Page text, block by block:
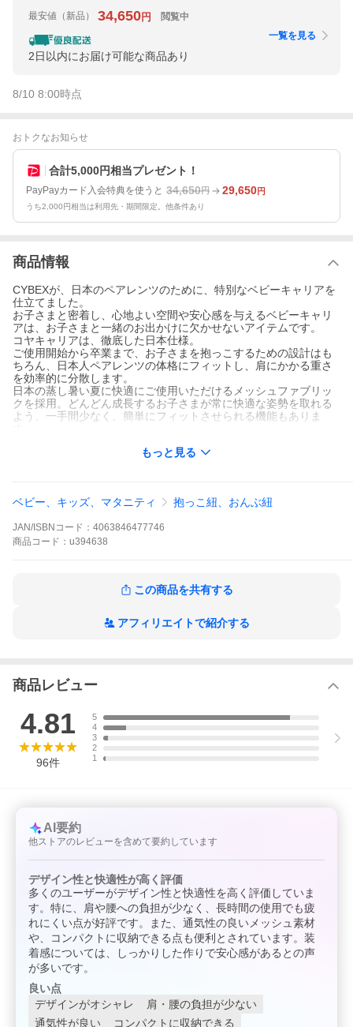
最安値 （新品） 34,650円 閲覧中
2日以内にお届け可能な商品あり
一覧を見る
8/10 8:00時点
おトクなお知らせ
合計5,000円相当プレゼント！
PayPayカード入会特典を使うと 34,650円 29,650円
うち2,000円相当は利用先・期間限定。他条件あり
商品情報
CYBEXが、日本のペアレンツのために、特別なベビーキャリアを
仕立てました。
お子さまと密着し、心地よい空間や安心感を与えるベビーキャリ
アは、お子さまと一緒のお出かけに欠かせないアイテムです。
コヤキャリアは、徹底した日本仕様。
ご使用開始から卒業まで、お子さまを抱っこするための設計はも
ちろん、日本人ペアレンツの体格にフィットし、肩にかかる重さ
を効率的に分散します。
日本の蒸し暑い夏に快適にご使用いただけるメッシュファブリッ
クを採用。どんどん成長するお子さまが常に快適な姿勢を取れる
よう、一手間少なく、簡単にフィットさせられる機能もありま
ルを邪魔しない、クリーンで都会的なデザインは、シンプルその
コヤキャリアの特長
・CYBEX独自のカッティングパターン
・ファッションキャリア
生後0ヶ月〜3歳頃まで
■製品重量
■ウエストサイズ
約60cm〜180cm
■製品サイズ
■SGマーク適用月齢
対面抱き：生後1ヶ月〜生後24ヶ月（体重13kg）まで
前向き抱き：生後6ヶ月〜生後24ヶ月（体重13kg）まで
おんぶ：生後6ヶ月〜生後36ヶ月（体重15kg）まで
■保証
2年
サイベックス Cybex CYBEX cybex さいべっくす コヤキャリア こ
やきゃりあ COYA CARRIER COYACARRIER coyacarrier coya コ
ヤ きゃりあ キャリア carrier 新商品 ベビーキャリア 抱っこ紐 抱
っこひも だっこひも おんぶ紐 おんぶひも 抱っこ 前向き 前向き抱
き 前向き抱っこ 対面 対面 抱き 対面抱っこ おんぶ 3way 3通り 新
生児 赤ちゃん ベビー 子供 子ども こども キッズ 新生児 0ヵ月 36
ヵ月 0歳 1歳 2歳 3歳 男の子 女の子 ユニセックス パパ ママ 大人
おしゃれ オシャレ シンプル スタイリッシュ 都会的 スタイル デザ
もっと見る
ベビー、キッズ、マタニティ 抱っこ紐、おんぶ紐
JAN/ISBNコード： 4063846477746
商品 コード： u394638
この商品を共有する
アフィリエイトで紹介する
商品レビュー
4.81
96件
5
4
3
2
1
AI要約
他ストアのレビューを含めて要約しています
デザイン性と快適性が高く評価
多くのユーザーがデザイン性と快適性を高く評価していま
す。特に、肩や腰への負担が少なく、長時間の使用でも疲
れにくい点が好評です。また、通気性の良いメッシュ素材
や、コンパクトに収納できる点も便利とされています。装
着感については、しっかりした作りで安心感があるとの声
が多いです。
良い点
デザインがオシャレ
肩・腰の負担が少ない
通気性が良い
コンパクトに収納できる